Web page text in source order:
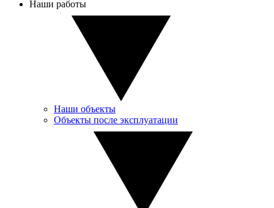
Наши работы
Наши объекты
Объекты после эксплуатации